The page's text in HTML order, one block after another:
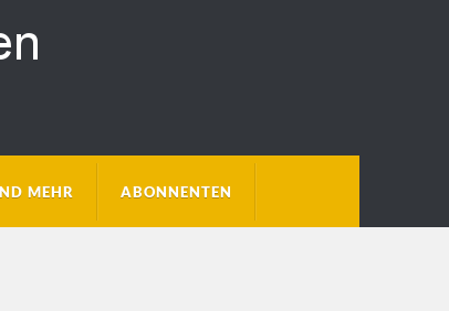
MEHR ABONNENTEN